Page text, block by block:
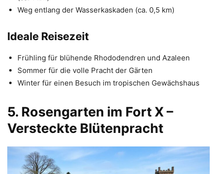
Weg entlang der Wasserkaskaden (ca. 0,5 km)
Ideale Reisezeit
Frühling für blühende Rhododendren und Azaleen
Sommer für die volle Pracht der Gärten
Winter für einen Besuch im tropischen Gewächshaus
5. Rosengarten im Fort X –
Versteckte Blütenpracht